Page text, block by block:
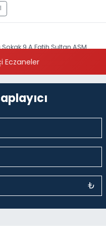
9 A Fatih Sultan ASM
Eczaneler
₺